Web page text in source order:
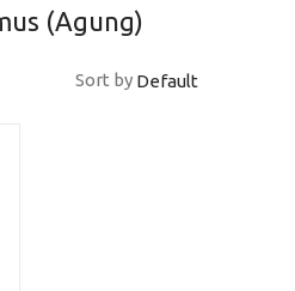
(Agung)
Sort by